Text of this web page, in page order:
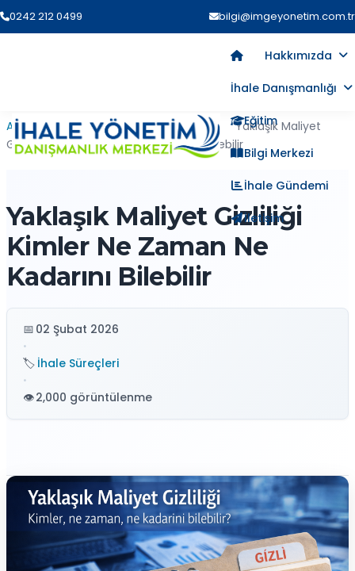
0242 212 0499 bilgi@imgeyonetim.com.tr
Hakkımızda
İhale Danışmanlığı
Eğitim
Bilgi Merkezi
İhale Gündemi
İletişim
Ana Sayfa › Blog › İhale Süreçleri ›
Yaklaşık Maliyet
Gizliliği Kimler Ne Zaman Ne Kadarını Bilebilir
Yaklaşık Maliyet Gizliliği
Kimler Ne Zaman Ne
Kadarını Bilebilir
02 Şubat 2026
•
İhale Süreçleri
•
2,000 görüntülenme